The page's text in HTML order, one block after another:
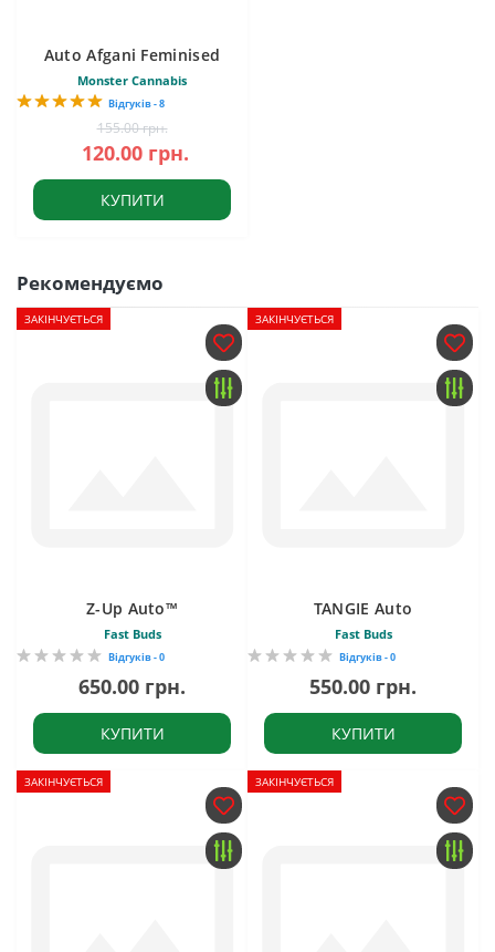
Auto Afgani Feminised
Monster Cannabis
Відгуків - 8
155.00 грн.
120.00 грн.
КУПИТИ
Рекомендуємо
ЗАКІНЧУЄТЬСЯ
Z-Up Auto™
Fast Buds
Відгуків - 0
650.00 грн.
КУПИТИ
ЗАКІНЧУЄТЬСЯ
TANGIE Auto
Fast Buds
Відгуків - 0
550.00 грн.
КУПИТИ
ЗАКІНЧУЄТЬСЯ ЗАКІНЧУЄТЬСЯ